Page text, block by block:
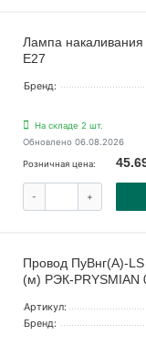
Лампа
Е27
Бренд:
На складе 2 шт.
Обновлено 06.08.2026
Розничная цена:
- +
Провод ПуВнг(А)-LS
(м) РЭК-PRYSMIAN
Артикул:
Бренд: